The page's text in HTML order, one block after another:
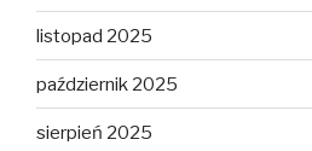
listopad 2025
październik 2025
sierpień 2025